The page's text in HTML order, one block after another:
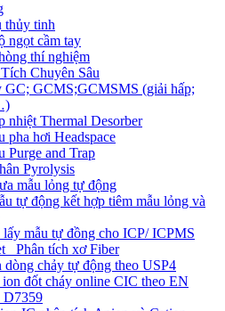
thủy tinh
ngọt cầm tay
thí nghiệm
Chuyên Sâu
GC; GCMS;GCMSMS (giải hấp;
nhiệt Thermal Desorber
pha hơi Headspace
Purge and Trap
Pyrolysis
mẫu lỏng tự động
tự động kết hợp tiêm mẫu lỏng và
mẫu tự đồng cho ICP/ ICPMS
Phân tích xơ Fiber
dòng chảy tự động theo USP4
đốt cháy online CIC theo EN
D7359